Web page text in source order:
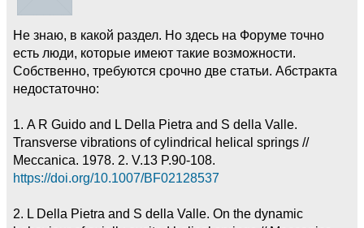
Не знаю, в какой раздел. Но здесь на Форуме точно
есть люди, которые имеют такие возможности.
Собственно, требуются срочно две статьи. Абстракта
недостаточно:
1. A R Guido and L Della Pietra and S della Valle.
Transverse vibrations of cylindrical helical springs //
Meccanica. 1978. 2. V.13 P.90-108.
https://doi.org/10.1007/BF02128537
2. L Della Pietra and S della Valle. On the dynamic